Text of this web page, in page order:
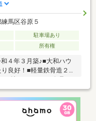
馬区谷原５
駐車場あり
所有権
年３月築♪■大和ハウ
良好！■軽量鉄骨造２階
ＬＤ部分に床暖房！■１
収納に便利なWIC！■長期
け取れる宅配ＢＯＸ♪＼
す ／練馬区・西東京市